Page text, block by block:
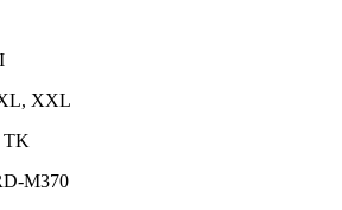
XXL
TK
M370